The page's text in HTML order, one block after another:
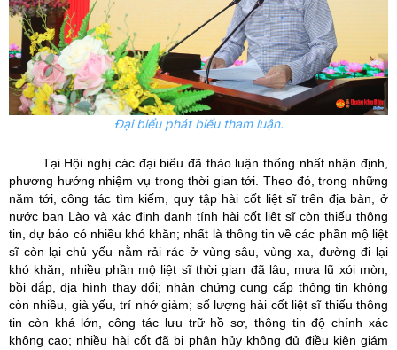
Đại biểu phát biểu tham luận.
Tại Hội nghị các đại biểu đã thảo luận thống nhất nhận định,
phương hướng nhiệm vụ trong thời gian tới. Theo đó, trong những
năm tới,công tác tìm kiếm, quy tập hài cốt liệt sĩ trên địa bàn, ở
nước bạn Lào và xác định danh tính hài cốt liệt sĩ còn thiếu thông
tin, dự báo có nhiều khó khăn; nhất là thông tin về các phần mộ liệt
sĩ còn lại chủ yếu nằm rải rác ở vùng sâu, vùng xa, đường đi lại
khó khăn, nhiều phần mộ liệt sĩ thời gian đã lâu, mưa lũ xói mòn,
bồi đắp, địa hình thay đổi; nhân chứng cung cấp thông tin không
còn nhiều,
già yếu, trí nhớ giảm; số lượng hài cốt liệt sĩ thiếu thông
tin còn khá lớn, công tác lưu trữ hồ sơ, thông tin độ chính xác
không cao; nhiều hài cốt đã bị phân hủy không đủ điều kiện giám